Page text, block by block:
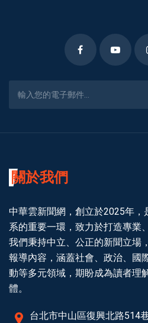
關於我們
中華雲新聞網，創立於2025年，
系的重要一環，致力於打造專業
我們秉持中立、公正的新聞立場
報導內容，涵蓋社會、政治、國
動等多元領域，期盼成為讀者理
體。
台北市中山區復興北路514